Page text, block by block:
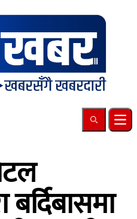
Search
बर्दिबासमा